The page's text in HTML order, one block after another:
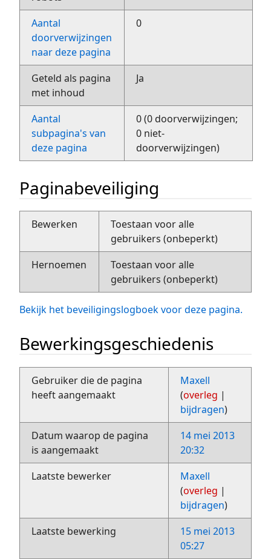
Aantal
doorverwijzingen
naar deze pagina
0
Geteld als pagina
met inhoud
Ja
Aantal
subpagina's van
deze pagina
0 (0 doorverwijzingen;
0 niet-
doorverwijzingen)
Paginabeveiliging
Bewerken
Toestaan voor alle
gebruikers (onbeperkt)
Hernoemen
Toestaan voor alle
gebruikers (onbeperkt)
Bekijk het beveiligingslogboek voor deze pagina.
Bewerkingsgeschiedenis
Gebruiker die de pagina
heeft aangemaakt
Maxell
(overleg |
bijdragen)
Datum waarop de pagina
is aangemaakt
14 mei 2013
20:32
Laatste bewerker
Maxell
(overleg |
bijdragen)
Laatste bewerking
15 mei 2013
05:27